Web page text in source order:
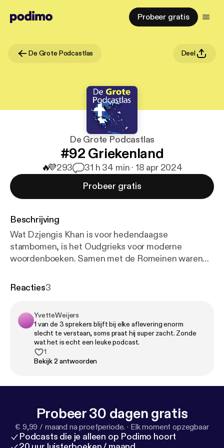
Probeer gratis
De Grote Podcastlas Deel
De Grote Podcastlas
#92 Griekenland
🔥💜293 31 h 34 min · 18 apr 2024
Probeer gratis
Beschrijving
Wat Dzjengis Khan is voor hedendaagse
stambomen, is het Oudgrieks voor moderne
woordenboeken. Samen met de Romeinen waren
lettre. En ook de manier waarop wij stemmen,
supermarkt, komt van de Grieken. Ze hebben de
wereld dus op de trein der vooruitgang gezet. Maar
op het eerste gezicht zijn ze zelf niet echt op de
bestuurdersstoel gaan zitten. Sterker nog, volgens
cynici - ja, dit is ook Grieks - hebben ze de wereld
Griekenland. Een mooie toevoeging aan onze atlas!
We zijn nooit volledig, wel origineel. Geen experts,
maar wel liefhebbers. Hebben we tóch iets verkeerd
Reacties3
YvetteWeijers
1 van de 3 sprekers blijft bij elke aflevering enorm
slecht te verstaan, soms praat hij super zacht. Zonde
wat het is echt een leuke podcast.
1
Bekijk 2 antwoorden
Probeer 30 dagen gratis
€ 9,99 / maand na proefperiode. · Elk moment opzegbaar
Podcasts die je alleen op Podimo hoort